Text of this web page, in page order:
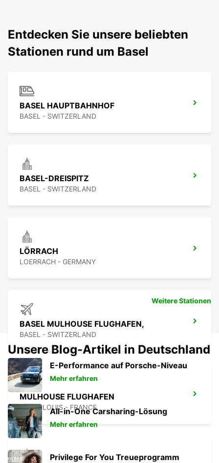
Entdecken Sie unsere beliebten
Stationen rund um Basel
BASEL HAUPTBAHNHOF
BASEL - SWITZERLAND
BASEL-DREISPITZ
BASEL - SWITZERLAND
LÖRRACH
LOERRACH - GERMANY
BASEL MULHOUSE FLUGHAFEN,
BASEL - SWITZERLAND
MULHOUSE FLUGHAFEN
SAINT-LOUIS - FRANCE
Weitere Stationen
Unsere Blog-Artikel in Deutschland
E-Performance auf Porsche-Niveau
Mehr erfahren
All-in-One Carsharing-Lösung
Mehr erfahren
Privilege For You Treueprogramm